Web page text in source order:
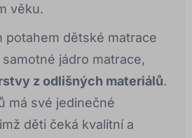
věku.
potahem dětské matrace
samotné jádro matrace,
z odlišných materiálů.
má své jedinečné
děti čeká kvalitní a